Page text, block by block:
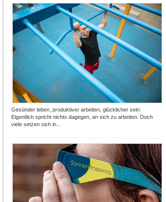
Gesünder leben, produktiver arbeiten, glücklicher sein:
Eigentlich spricht nichts dagegen, an sich zu arbeiten. Doch
viele setzen sich in...